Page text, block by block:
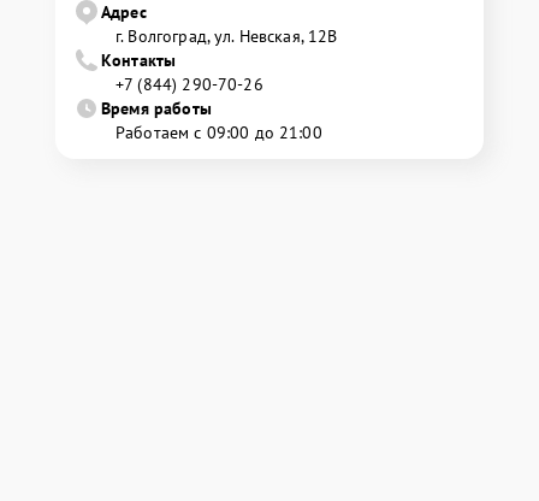
Адрес
г. Волгоград, ул. Невская, 12В
Контакты
+7 (844) 290-70-26
Время работы
Работаем с 09:00 до 21:00